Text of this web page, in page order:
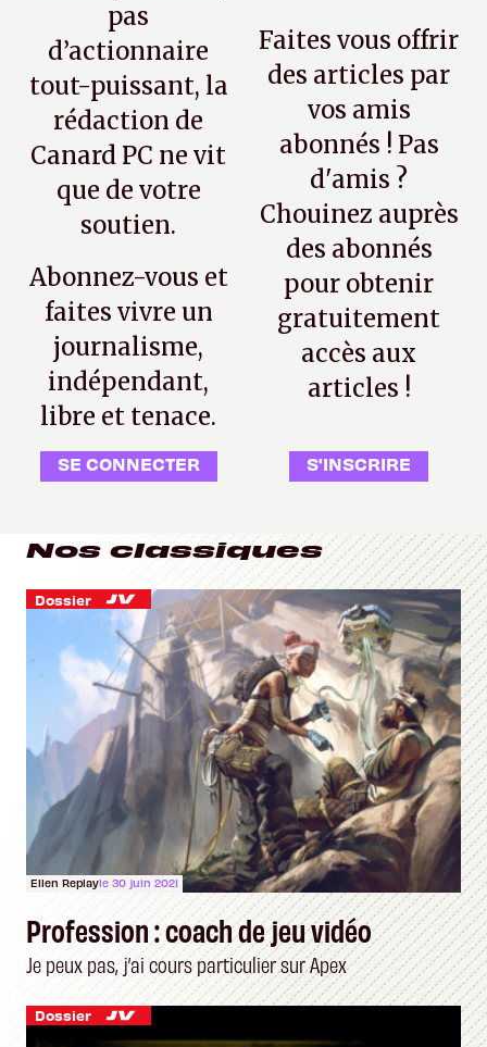
pas
d’actionnaire
tout-puissant, la
rédaction de
Canard PC ne vit
que de votre
soutien.
Abonnez-vous et
faites vivre un
journalisme,
indépendant,
libre et tenace.
SE CONNECTER
Faites vous offrir
des articles par
vos amis
abonnés ! Pas
d'amis ?
Chouinez auprès
des abonnés
pour obtenir
gratuitement
accès aux
articles !
S'INSCRIRE
Nos classiques
Dossier
Ellen Replayle 30 juin 2021
Profession : coach de jeu vidéo
Je peux pas, j’ai cours particulier sur Apex
Dossier